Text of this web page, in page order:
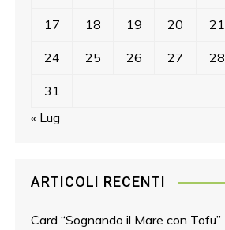
17 18 19 20 21
24 25 26 27 28
31
« Lug
ARTICOLI RECENTI
Card “Sognando il Mare con Tofu”